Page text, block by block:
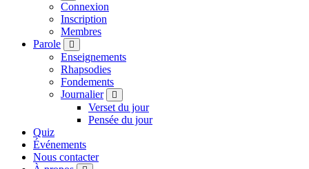
Connexion
Inscription
Membres
Parole
Enseignements
Rhapsodies
Fondements
Journalier
Verset du jour
Pensée du jour
Quiz
Événements
Nous contacter